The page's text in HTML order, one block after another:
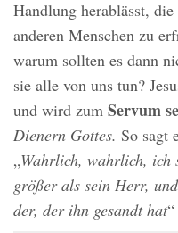
Handlung herablässt,
anderen Menschen zu
warum sollten es dann
sie alle von uns tun?
und wird zum Servum
Dienern Gottes. So sagt
„Wahrlich, wahrlich, ich
größer als sein Herr,
der, der ihn gesandt hat